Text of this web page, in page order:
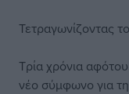
Τετραγωνίζοντας
Τρία χρόνια
νέο σύμφωνο για